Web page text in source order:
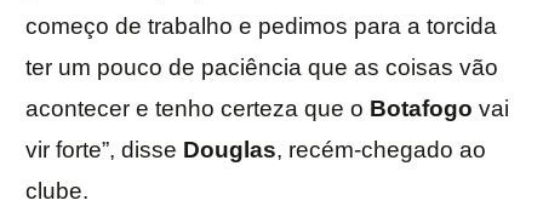
começo de trabalho e pedimos para a torcida
ter um pouco de paciência que as coisas vão
acontecer e tenho certeza que o Botafogo vai
vir forte”, disse Douglas, recém-chegado ao
clube.